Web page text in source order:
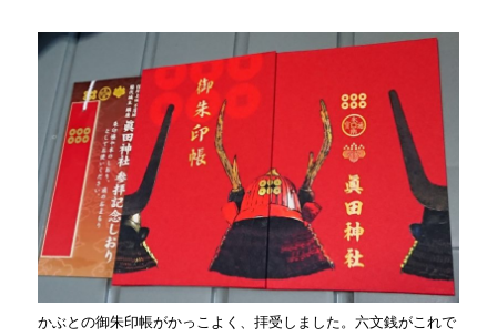
かぶとの御朱印帳がかっこよく、拝受しました。六文銭がこれで